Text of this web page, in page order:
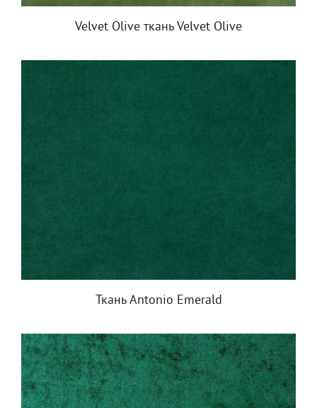
Velvet Olive ткань Velvet Olive
Ткань Antonio Emerald